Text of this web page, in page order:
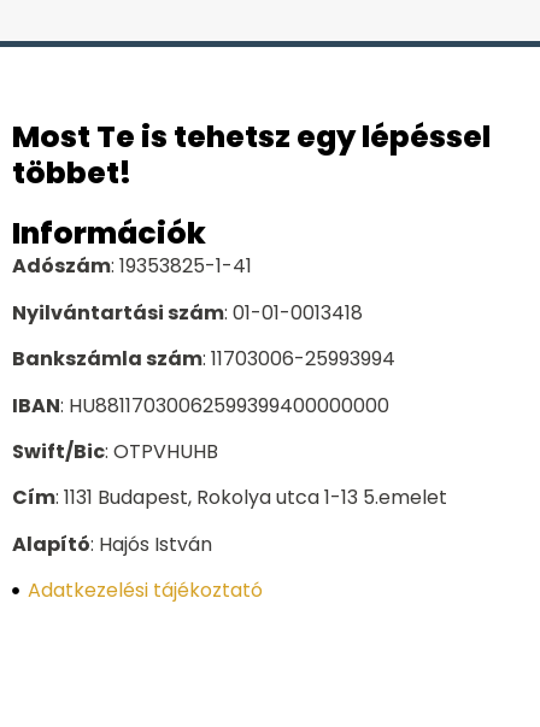
Most Te is tehetsz egy lépéssel
többet!
Információk
Adószám: 19353825-1-41
Nyilvántartási szám: 01-01-0013418
Bankszámla szám: 11703006-25993994
IBAN: HU88117030062599399400000000
Swift/Bic: OTPVHUHB
Cím: 1131 Budapest, Rokolya utca 1-13 5.emelet
Alapító: Hajós István
Adatkezelési tájékoztató